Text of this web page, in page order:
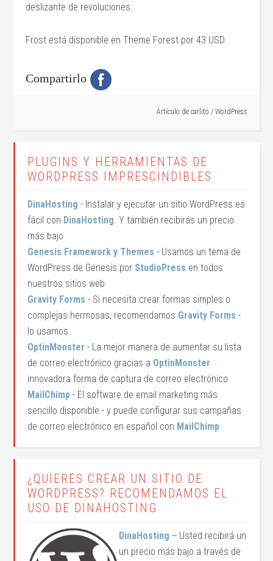
deslizante de revoluciones.
Frost está disponible en Theme Forest por 43 USD.
Compartirlo
Artículo de carlito / WordPress
PLUGINS Y HERRAMIENTAS DE
WORDPRESS IMPRESCINDIBLES
DinaHosting - Instalar y ejecutar un sitio WordPress es
fácil con DinaHosting. Y también recibirás un precio
más bajo
Genesis Framework y Themes - Usamos un tema de
WordPress de Genesis por StudioPress en todos
nuestros sitios web
Gravity Forms - Si necesita crear formas simples o
complejas hermosas, recomendamos Gravity Forms -
lo usamos
OptinMonster - La mejor manera de aumentar su lista
de correo electrónico gracias a OptinMonster
innovadora forma de captura de correo electrónico
MailChimp - El software de email marketing más
sencillo disponible - y puede configurar sus campañas
de correo electrónico en español con MailChimp
¿QUIERES CREAR UN SITIO DE
WORDPRESS? RECOMENDAMOS EL
USO DE DINAHOSTING
DinaHosting -- Usted recibirá un
un precio más bajo a través de